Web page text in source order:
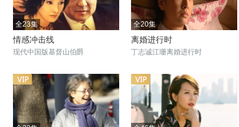
全23集
情感冲击线
现代中国版基督山伯爵
全20集
离婚进行时
丁志诚江珊离婚进行时